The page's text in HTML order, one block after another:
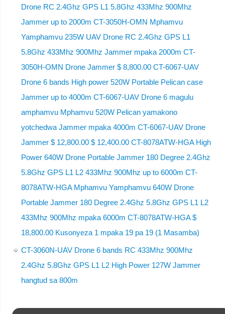
Drone RC 2.4Ghz GPS L1 5.8Ghz 433Mhz 900Mhz
Jammer up to 2000m CT-3050H-OMN Mphamvu
Yamphamvu 235W UAV Drone RC 2.4Ghz GPS L1
5.8Ghz 433Mhz 900Mhz Jammer mpaka 2000m CT-
3050H-OMN Drone Jammer $ 8,800.00 CT-6067-UAV
Drone 6 bands High power 520W Portable Pelican case
Jammer up to 4000m CT-6067-UAV Drone 6 magulu
amphamvu Mphamvu 520W Pelican yamakono
yotchedwa Jammer mpaka 4000m CT-6067-UAV Drone
Jammer $ 12,800.00 $ 12,400.00 CT-8078ATW-HGA High
Power 640W Drone Portable Jammer 180 Degree 2.4Ghz
5.8Ghz GPS L1 L2 433Mhz 900Mhz up to 6000m CT-
8078ATW-HGA Mphamvu Yamphamvu 640W Drone
Portable Jammer 180 Degree 2.4Ghz 5.8Ghz GPS L1 L2
433Mhz 900Mhz mpaka 6000m CT-8078ATW-HGA $
18,800.00 Kusonyeza 1 mpaka 19 pa 19 (1 Masamba)
CT-3060N-UAV Drone 6 bands RC 433Mhz 900Mhz
2.4Ghz 5.8Ghz GPS L1 L2 High Power 127W Jammer
hangtud sa 800m